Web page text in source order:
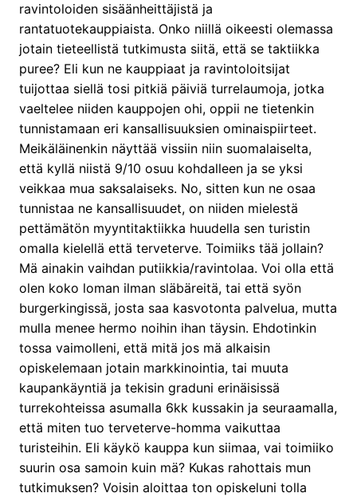
ravintoloiden sisäänheittäjistä ja
rantatuotekauppiaista. Onko niillä oikeesti olemassa
jotain tieteellistä tutkimusta siitä, että se taktiikka
puree? Eli kun ne kauppiaat ja ravintoloitsijat
tuijottaa siellä tosi pitkiä päiviä turrelaumoja, jotka
vaeltelee niiden kauppojen ohi, oppii ne tietenkin
tunnistamaan eri kansallisuuksien ominaispiirteet.
Meikäläinenkin näyttää vissiin niin suomalaiselta,
että kyllä niistä 9/10 osuu kohdalleen ja se yksi
veikkaa mua saksalaiseks. No, sitten kun ne osaa
tunnistaa ne kansallisuudet, on niiden mielestä
pettämätön myyntitaktiikka huudella sen turistin
omalla kielellä että terveterve. Toimiiks tää jollain?
Mä ainakin vaihdan putiikkia/ravintolaa. Voi olla että
olen koko loman ilman släbäreitä, tai että syön
burgerkingissä, josta saa kasvotonta palvelua, mutta
mulla menee hermo noihin ihan täysin. Ehdotinkin
tossa vaimolleni, että mitä jos mä alkaisin
opiskelemaan jotain markkinointia, tai muuta
kaupankäyntiä ja tekisin graduni erinäisissä
turrekohteissa asumalla 6kk kussakin ja seuraamalla,
että miten tuo terveterve-homma vaikuttaa
turisteihin. Eli käykö kauppa kun siimaa, vai toimiiko
suurin osa samoin kuin mä? Kukas rahottais mun
tutkimuksen? Voisin aloittaa ton opiskeluni tolla